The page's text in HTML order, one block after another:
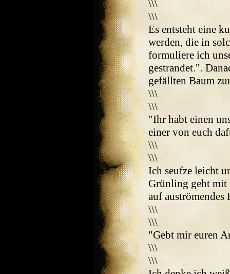
\\\
\\\
Es entsteht eine
werden, die in
formuliere ich
gestrandet.".
gefällten Baum
\\\
\\\
"Ihr habt einen
einer von euch
\\\
\\\
Ich seufze leicht
Grünling geht mit
auf
\\\
\\\
"Gebt mir euren
\\\
\\\